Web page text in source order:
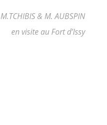
M.TCHIBIS & M. AUBSPIN
en visite au Fort d’Issy